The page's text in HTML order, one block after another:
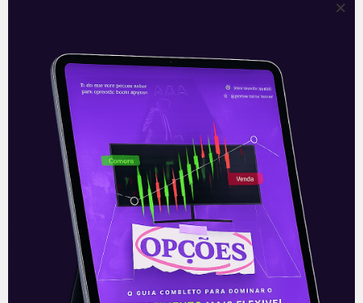
Santander (SANB11): Getnet
faz aquisição no México
A fintech de pagamentos do Grupo
Santander (SANB11), PagoNxt, anunciou na
segunda-feira (13) a aquisição de 70% da
Mercadotecnia, Ideas y Tecnología (MIT),
sua parceira